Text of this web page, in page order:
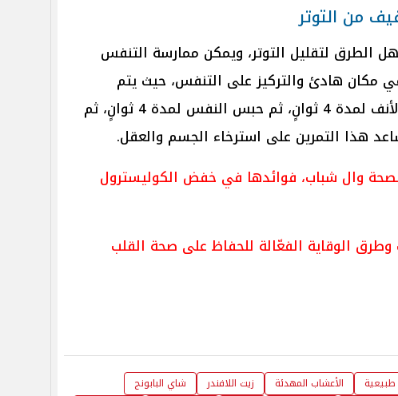
الطرق لتقليل التوتر، ويمكن ممارسة التنفس
هادئ والتركيز على التنفس، حيث يتم
استنشاق الهواء ببطء من الأنف لمدة 4 ثوانٍ، ثم حبس النفس لمدة 4 ثوانٍ، ثم
وال شباب، فوائدها في خفض الكوليسترول
وطرق الوقاية الفعّالة للحفاظ على صحة القلب
الأعشاب المهدئة زيت اللافندر
شاي البابونج